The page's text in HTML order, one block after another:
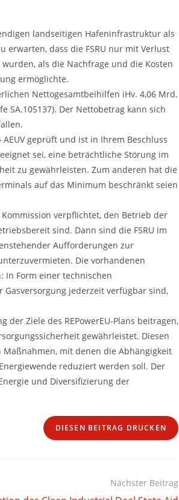
landseitigen Hafeninfrastruktur als
erwarten, dass die FSRU nur mit Verlust
als die Nachfrage und die Kosten
ermöglichte.
Nettogesamtbeihilfen iHv. 4,06 Mrd.
SA.105137). Der Nettobetrag kann sich
geprüft und ist in Ihrem Beschluss
sei, eine beträchtliche Störung im
zu gewährleisten. Zum anderen hat die
auf das Minimum beschränkt seien
verpflichtet, den Betrieb der
sind. Dann sind die FSRU im
Aufforderungen zur
Die vorhandenen
In Form einer technischen
jederzeit verfügbar sind,
Ziele des REPowerEU-Plans beitragen,
gewährleistet. Diesen
mit denen die Abhängigkeit
reduziert werden soll. Der
und Diversifizierung der
DIESEN BEITRAG DRUCKEN
Nächster Beitrag